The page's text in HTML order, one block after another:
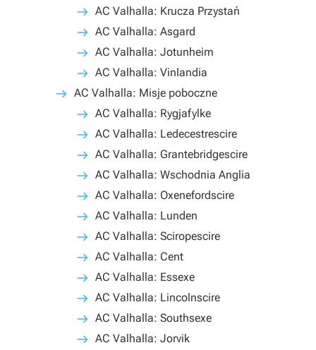
AC Valhalla: Krucza Przystań
AC Valhalla: Asgard
AC Valhalla: Jotunheim
AC Valhalla: Vinlandia
AC Valhalla: Misje poboczne
AC Valhalla: Rygjafylke
AC Valhalla: Ledecestrescire
AC Valhalla: Grantebridgescire
AC Valhalla: Wschodnia Anglia
AC Valhalla: Oxenefordscire
AC Valhalla: Lunden
AC Valhalla: Sciropescire
AC Valhalla: Cent
AC Valhalla: Essexe
AC Valhalla: Lincolnscire
AC Valhalla: Southsexe
AC Valhalla: Jorvik